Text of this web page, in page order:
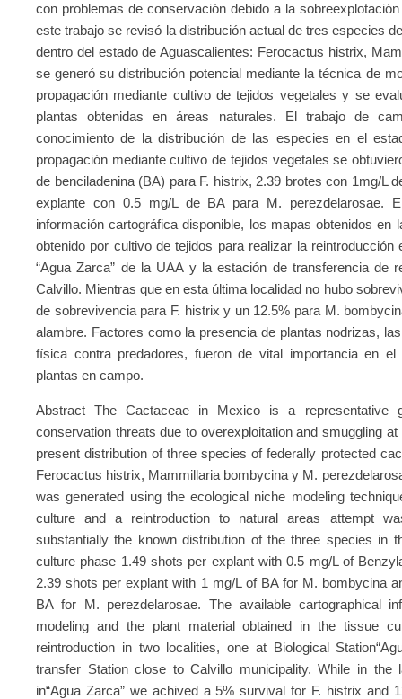
con problemas de conservación debido a la
este trabajo se revisó la distribución actual de tres especies
dentro del estado de Aguascalientes: Ferocactus histrix,
se generó su distribución potencial mediante la técnica de
propagación mediante cultivo de tejidos vegetales y se
plantas obtenidas en áreas naturales. El trabajo de
conocimiento de la distribución de las especies en el
propagación mediante cultivo de tejidos vegetales se
de benciladenina (BA) para F. histrix, 2.39 brotes con 1mg/L
explante con 0.5 mg/L de BA para M. perezdelarosae.
información cartográfica disponible, los mapas obtenidos
obtenido por cultivo de tejidos para realizar la
“Agua Zarca” de la UAA y la estación de transferencia de
Calvillo. Mientras que en esta última localidad no hubo
de sobrevivencia para F. histrix y un 12.5% para M.
alambre. Factores como la presencia de plantas nodrizas,
física contra predadores, fueron de vital importancia en
plantas en campo.
Abstract The Cactaceae in Mexico is a representative
conservation threats due to overexploitation and smuggling
present distribution of three species of federally protected
Ferocactus histrix, Mammillaria bombycina y M.
was generated using the ecological niche modeling
culture and a reintroduction to natural areas attempt
substantially the known distribution of the three species in
culture phase 1.49 shots per explant with 0.5 mg/L of
2.39 shots per explant with 1 mg/L of BA for M. bombycina
BA for M. perezdelarosae. The available cartographical
modeling and the plant material obtained in the tissue
reintroduction in two localities, one at Biological
transfer Station close to Calvillo municipality. While in
in“Agua Zarca” we achived a 5% survival for F. histrix and